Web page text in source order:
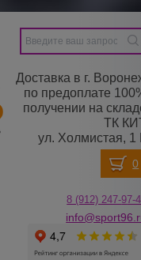
Доставка в г.
по предоплате
получении на
ТК
ул. Холмистая, 1
8 (912) 247-97-